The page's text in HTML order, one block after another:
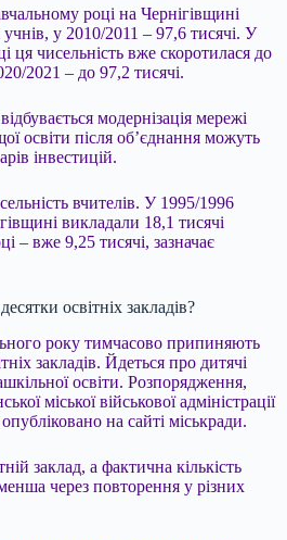
році на Чернігівщині
учнів, у 2010/2011 – 97,6 тисячі. У
ця чисельність вже скоротилася до
2021 – до 97,2 тисячі.
модернізація мережі
освіти після об’єднання можуть
інвестицій.
вчителів. У 1995/1996
викладали 18,1 тисячі
– вже 9,25 тисячі, зазначає
освітніх закладів?
року тимчасово припиняють
закладів. Йдеться про дитячі
освіти. Розпорядження,
міської військової адміністрації
на сайті міськради.
заклад, а фактична кількість
через повторення у різних